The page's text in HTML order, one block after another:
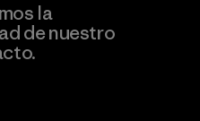
la
de nuestro